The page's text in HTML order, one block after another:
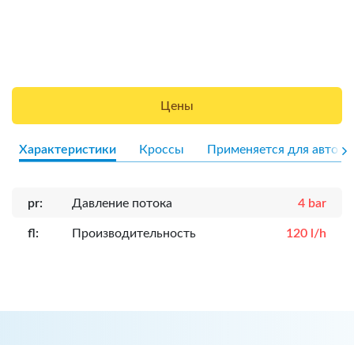
Цены
Характеристики Кроссы Применяется для авто
pr: Давление потока 4 bar
fl: Производительность 120 l/h